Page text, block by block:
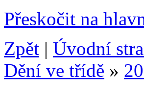
Přeskočit na
Zpět | Úvodní
Dění ve třídě »